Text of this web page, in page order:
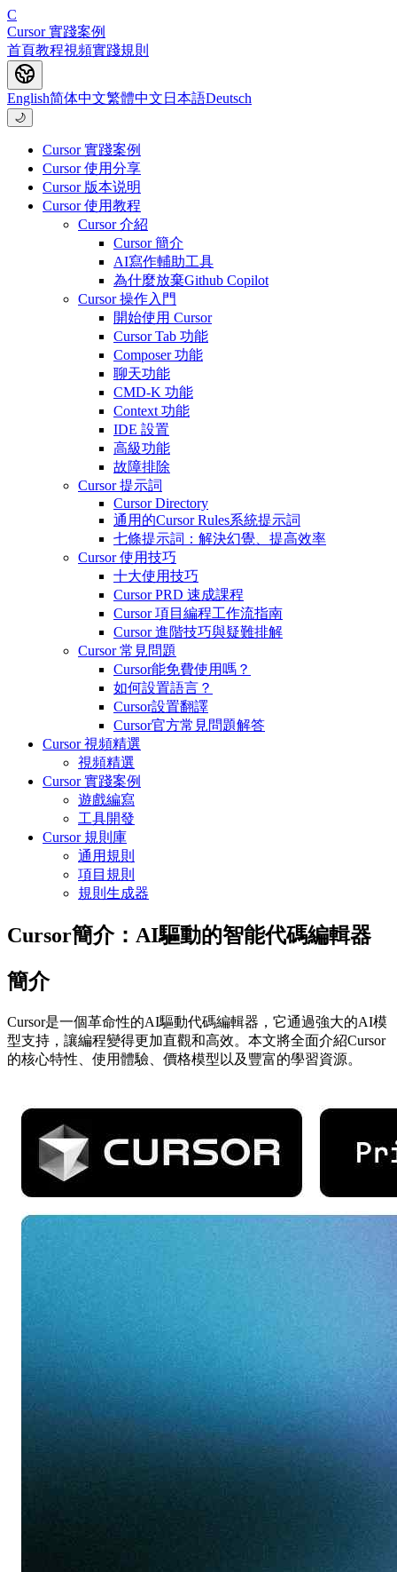
C
Cursor 實踐案例
首頁教程視頻實踐規則
English简体中文繁體中文 日本語Deutsch
🌙
Cursor 實踐案例
Cursor 使用分享
Cursor 版本说明
Cursor 使用教程
Cursor 介紹
Cursor 簡介
AI寫作輔助工具
為什麼放棄Github Copilot
Cursor 操作入門
開始使用 Cursor
Cursor Tab 功能
Composer 功能
聊天功能
CMD-K 功能
Context 功能
IDE 設置
高級功能
故障排除
Cursor 提示詞
Cursor Directory
通用的Cursor Rules系統提示詞
七條提示詞：解決幻覺、提高效率
Cursor 使用技巧
十大使用技巧
Cursor PRD 速成課程
Cursor 項目編程工作流指南
Cursor 進階技巧與疑難排解
Cursor 常見問題
Cursor能免費使用嗎？
如何設置語言？
Cursor設置翻譯
Cursor官方常見問題解答
Cursor 視頻精選
視頻精選
Cursor 實踐案例
遊戲編寫
工具開發
Cursor 規則庫
通用規則
項目規則
規則生成器
Cursor簡介：AI驅動的智能代碼編輯器
簡介
Cursor是一個革命性的AI驅動代碼編輯器，它通過強大的AI模
型支持，讓編程變得更加直觀和高效。本文將全面介紹Cursor
的核心特性、使用體驗、價格模型以及豐富的學習資源。